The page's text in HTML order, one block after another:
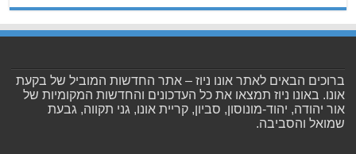
ברוכים הבאים לאתר אונו ניוז – אתר החדשות המוביל של בקעת
אונו. באונו ניוז תמצאו את כל העדכונים והחדשות המקומיות של
אור יהודה, יהוד-מונוסון, סביון, קריית אונו, גני תקווה, גבעת
שמואל והסביבה.